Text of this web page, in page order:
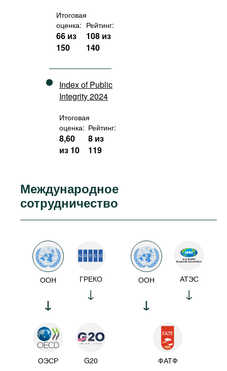
Итоговая
оценка:
66 из
150
Рейтинг:
108 из
140
Index of Public
Integrity 2024
Итоговая
оценка:
8,60
из 10
Рейтинг:
8 из
119
Международное
сотрудничество
ООН ГРЕКО
ОЭСР G20
ООН АТЭС
ФАТФ